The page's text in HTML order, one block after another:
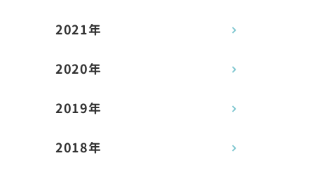
2021年
2020年
2019年
2018年